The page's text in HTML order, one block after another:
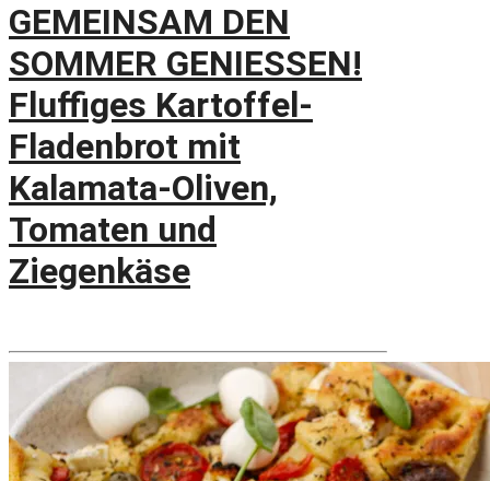
GEMEINSAM DEN
SOMMER GENIESSEN!
Fluffiges Kartoffel-
Fladenbrot mit
Kalamata-Oliven,
Tomaten und
Ziegenkäse